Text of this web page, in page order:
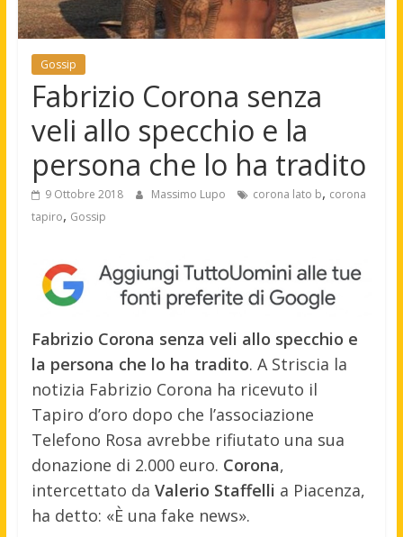
Gossip
Fabrizio Corona senza
veli allo specchio e la
persona che lo ha tradito
9 Ottobre 2018 Massimo Lupo corona lato b, corona
tapiro, Gossip
Fabrizio Corona senza veli allo specchio e
la persona che lo ha tradito. A Striscia la
notizia Fabrizio Corona ha ricevuto il
Tapiro d’oro dopo che l’associazione
Telefono Rosa avrebbe rifiutato una sua
donazione di 2.000 euro. Corona,
intercettato da Valerio Staffelli a Piacenza,
ha detto: «È una fake news».